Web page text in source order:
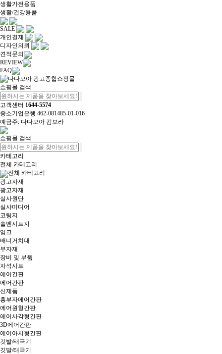
생활가전용품
생활/건강용품
SALE
개인결제
디자인의뢰
견적문의
REVIEW
FAQ
쇼핑몰 검색
고객센터 1644-5574
중소기업은행 462-081485-01-016
예금주: 다다모아 김보라
쇼핑몰 검색
카테고리
전체 카테고리
전체 카테고리
광고자재
광고자재
실사원단
실사미디어
코팅지
솔벤시트지
잉크
배너거치대
부자재
장비 및 부품
자석시트
에어간판
에어간판
신제품
흥부자에어간판
에어원형간판
에어사각형간판
3D에어간판
에어아치형간판
깃발/태극기
깃발/태극기